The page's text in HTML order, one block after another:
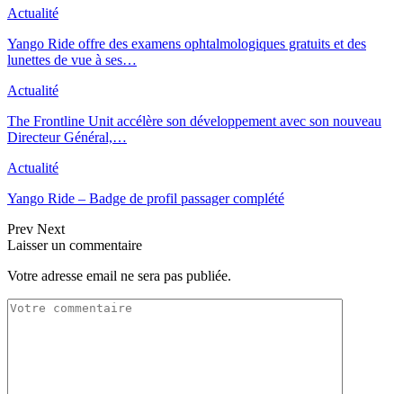
Actualité
Yango Ride offre des examens ophtalmologiques gratuits et des
lunettes de vue à ses…
Actualité
The Frontline Unit accélère son développement avec son nouveau
Directeur Général,…
Actualité
Yango Ride – Badge de profil passager complété
Prev Next
Laisser un commentaire
Votre adresse email ne sera pas publiée.